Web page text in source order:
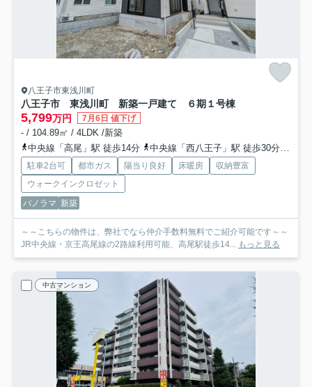
八王子市東浅川町
八王子市 東浅川町 新築一戸建て ６期 １号棟
5,799万円 7月6日 値下げ
- / 104.89㎡ / 4LDK /新築
中央線「高尾」駅 徒歩14分
中央線「西八王子」駅 徒歩30分
駐車2台可 都市ガス 陽当り良好 床暖房
収納豊富
ウォークインクロゼット
パノラマ 新築
～～こちらの物件は、弊社でなら仲介手数料無料でご紹介可能です～～
JR中央線・京王高尾線の2路線利用可能、高尾駅徒歩14...
もっと見る
中古マンション